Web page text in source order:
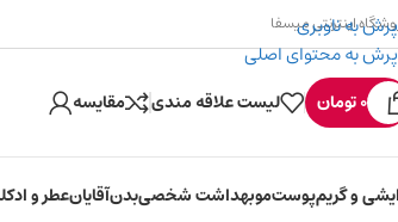
پرش به ناوبری
پرش به محتوای اصلی۳۰۰ میسکوین (۳۰ هزار تومن) هدیه خرید اول
اینترنتی میسفا
0تومان لیست علاقه مندی مقایسه
و گریمپوستموبهداشت شخصیبدنآقایانعطر و